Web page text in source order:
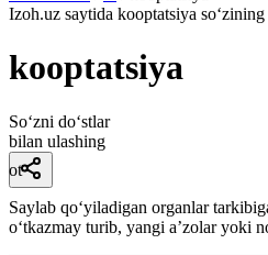
Izoh.uz saytida kooptatsiya
kooptatsiya
So‘zni do‘stlar
bilan ulashing
ot
Saylab qoʻyiladigan organlar
oʻtkazmay turib, yangi aʼzolar yoki